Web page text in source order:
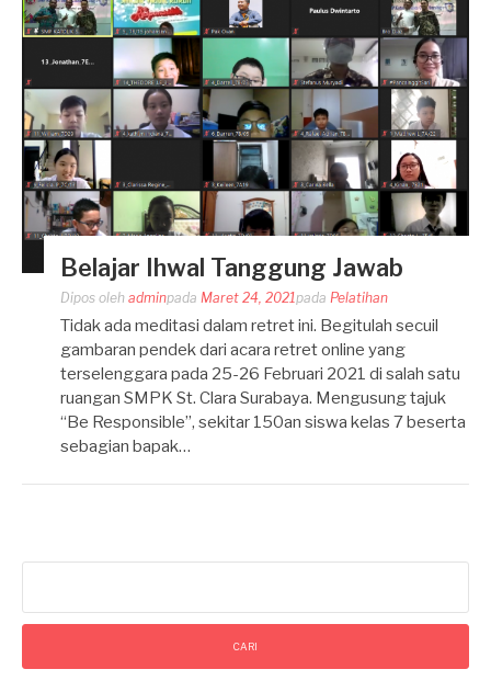
Belajar Ihwal Tanggung Jawab
Dipos oleh adminpada Maret 24, 2021pada Pelatihan
Tidak ada meditasi dalam retret ini. Begitulah secuil
gambaran pendek dari acara retret online yang
terselenggara pada 25-26 Februari 2021 di salah satu
ruangan SMPK St. Clara Surabaya. Mengusung tajuk
“Be Responsible”, sekitar 150an siswa kelas 7 beserta
sebagian bapak…